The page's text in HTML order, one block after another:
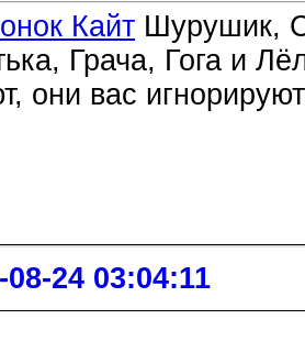
Кайт Шурушик,
Грача, Гога и
они вас игнорируют
08-24 03:04:11